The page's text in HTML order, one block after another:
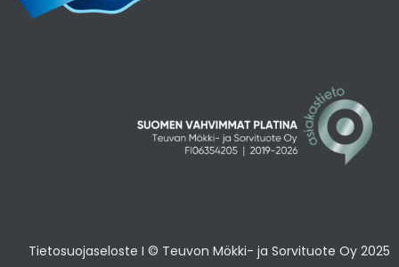
Tietosuojaseloste I © Teuvon Mökki- ja Sorvituote Oy 2025